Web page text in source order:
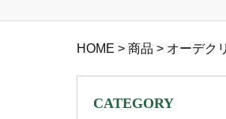
HOME > 商品 > オーデク
CATEGORY